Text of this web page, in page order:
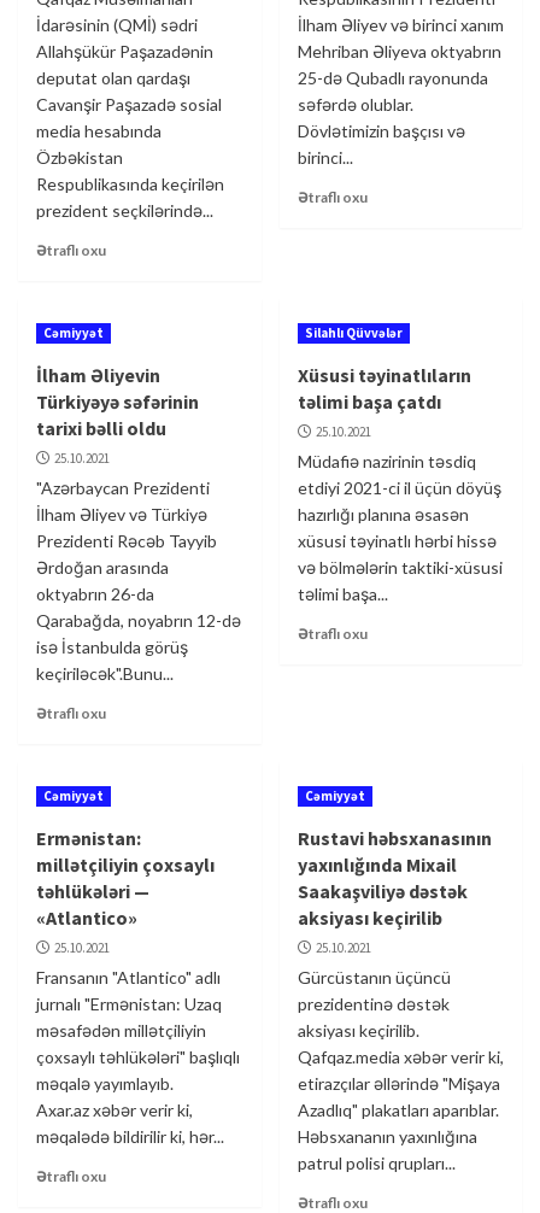
İdarəsinin (QMİ) sədri
Allahşükür Paşazadənin
deputat olan qardaşı
Cavanşir Paşazadə sosial
media hesabında
Özbəkistan
Respublikasında keçirilən
prezident seçkilərində...
Ətraflı oxu
İlham Əliyev və birinci xanım
Mehriban Əliyeva oktyabrın
25-də Qubadlı rayonunda
səfərdə olublar.
Dövlətimizin başçısı və
birinci...
Ətraflı oxu
Cəmiyyət
İlham Əliyevin
Türkiyəyə səfərinin
tarixi bəlli oldu
25.10.2021
"Azərbaycan Prezidenti
İlham Əliyev və Türkiyə
Prezidenti Rəcəb Tayyib
Ərdoğan arasında
oktyabrın 26-da
Qarabağda, noyabrın 12-də
isə İstanbulda görüş
keçiriləcək".Bunu...
Ətraflı oxu
Silahlı Qüvvələr
Xüsusi təyinatlıların
təlimi başa çatdı
25.10.2021
Müdafiə nazirinin təsdiq
etdiyi 2021-ci il üçün döyüş
hazırlığı planına əsasən
xüsusi təyinatlı hərbi hissə
və bölmələrin taktiki-xüsusi
təlimi başa...
Ətraflı oxu
Cəmiyyət
Ermənistan:
millətçiliyin çoxsaylı
təhlükələri —
«Atlantico»
25.10.2021
Fransanın "Atlantico" adlı
jurnalı "Ermənistan: Uzaq
məsafədən millətçiliyin
çoxsaylı təhlükələri" başlıqlı
məqalə yayımlayıb.
Axar.az xəbər verir ki,
məqalədə bildirilir ki, hər...
Ətraflı oxu
Cəmiyyət
Rustavi həbsxanasının
yaxınlığında Mixail
Saakaşviliyə dəstək
aksiyası keçirilib
25.10.2021
Gürcüstanın üçüncü
prezidentinə dəstək
aksiyası keçirilib.
Qafqaz.media xəbər verir ki,
etirazçılar əllərində "Mişaya
Azadlıq" plakatları aparıblar.
Həbsxananın yaxınlığına
patrul polisi qrupları...
Ətraflı oxu